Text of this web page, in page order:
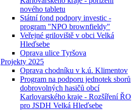
nového tabletu
Státní fond podpory investic -
program "NPO brownfieldy"
Veřejné griloviště v obci Velká
Hleďsebe
Oprava ulice Tyršova
Projekty 2025
Oprava chodníku v k.ú. Klimentov
Program na podporu jednotek sborů
dobrovolných hasičů obcí
Karlovarského kraje - Rozšíření ŘO
pro JSDH Velká Hleďsebe